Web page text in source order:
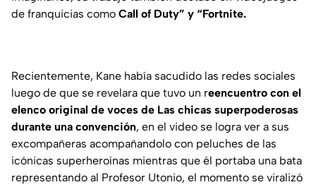
de franquicias como Call of Duty” y “Fortnite.
Recientemente, Kane había sacudido las redes sociales
luego de que se revelara que tuvo un reencuentro con el
elenco original de voces de Las chicas superpoderosas
durante una convención, en el video se logra ver a sus
excompañeras acompañandolo con peluches de las
icónicas superheroínas mientras que él portaba una bata
representando al Profesor Utonio, el momento se viralizó